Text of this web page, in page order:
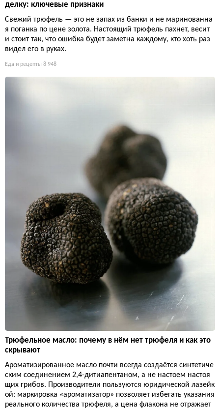
делку: ключевые признаки
Свежий трюфель — это не запах из банки и не маринованна
я поганка по цене золота. Настоящий трюфель пахнет, весит
и стоит так, что ошибка будет заметна каждому, кто хоть раз
видел его в руках.
Еда и рецепты 8 948
Трюфельное масло: почему в нём нет трюфеля и как это
скрывают
Ароматизированное масло почти всегда создаётся синтетиче
ским соединением 2,4-дитиапентаном, а не настоем настоя
щих грибов. Производители пользуются юридической лазейк
ой: маркировка «ароматизатор» позволяет избегать указания
реального количества трюфеля, а цена флакона не отражает